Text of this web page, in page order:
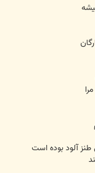
طنز آلود بوده است